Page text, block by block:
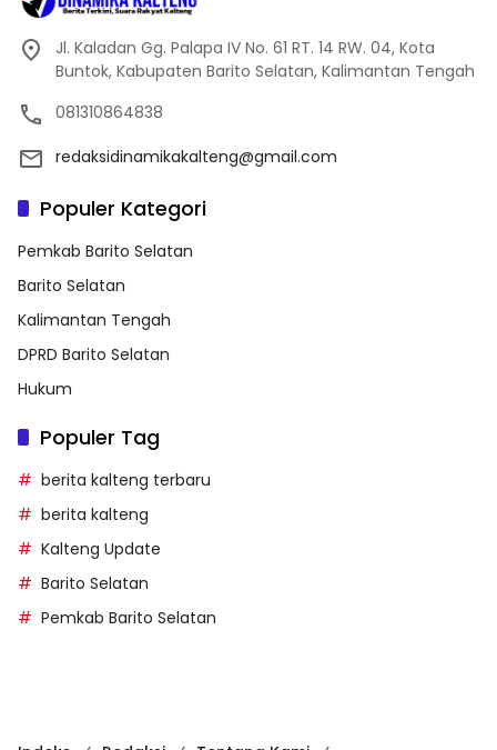
Jl. Kaladan Gg. Palapa IV No. 61 RT. 14 RW. 04, Kota
Buntok, Kabupaten Barito Selatan, Kalimantan Tengah
081310864838
redaksidinamikakalteng@gmail.com
Populer Kategori
Pemkab Barito Selatan
Barito Selatan
Kalimantan Tengah
DPRD Barito Selatan
Hukum
Populer Tag
berita kalteng terbaru
berita kalteng
Kalteng Update
Barito Selatan
Pemkab Barito Selatan